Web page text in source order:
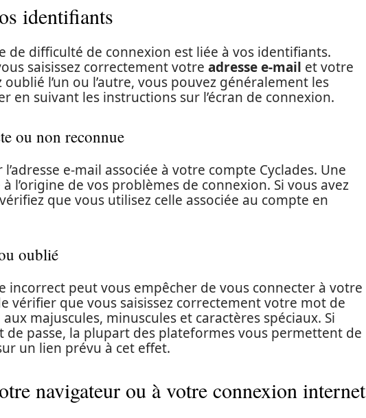
identifiants
de difficulté de connexion est liée à vos identifiants.
saisissez correctement votre adresse e-mail et votre
oublié l’un ou l’autre, vous pouvez généralement les
en suivant les instructions sur l’écran de connexion.
ou non reconnue
e-mail associée à votre compte Cyclades. Une
l’origine de vos problèmes de connexion. Si vous avez
que vous utilisez celle associée au compte en
oublié
incorrect peut vous empêcher de vous connecter à votre
vérifier que vous saisissez correctement votre mot de
majuscules, minuscules et caractères spéciaux. Si
de passe, la plupart des plateformes vous permettent de
un lien prévu à cet effet.
navigateur ou à votre connexion internet